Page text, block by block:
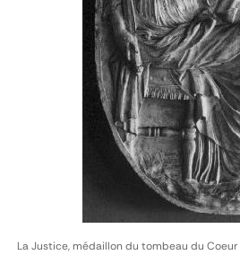
La Justice, médaillon du tombeau du Coeur